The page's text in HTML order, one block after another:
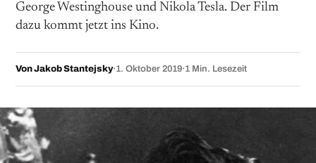
George Westinghouse und Nikola Tesla. Der Film
dazu kommt jetzt ins Kino.
Von Jakob Stantejsky·1. Oktober 2019·1 Min. Lesezeit